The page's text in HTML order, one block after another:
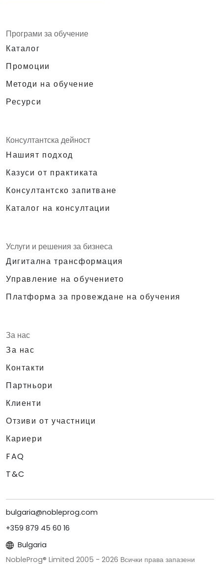
Програми за обучение
Каталог
Промоции
Методи на обучение
Ресурси
Консултантска дейност
Нашият подход
Казуси от практиката
Консултантско запитване
Каталог на консултации
Услуги и решения за бизнеса
Дигитална трансформация
Управление на oбучението
Платформа за провеждане на обучения
За нас
За нас
Контакти
Партньори
Клиенти
Отзиви от участници
Кариери
FAQ
T&C
bulgaria@nobleprog.com
+359 879 45 60 16
Bulgaria
NobleProg® Limited 2005 - 2026 Всички права запазени